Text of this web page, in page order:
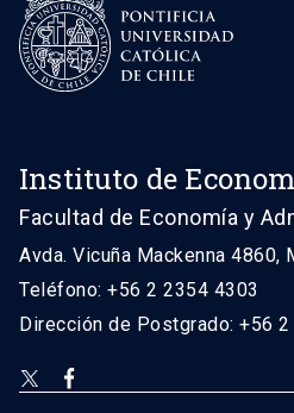
Instituto de
Facultad de Economía y
Avda. Vicuña Mackenna 4860,
Teléfono: +56 2 2354 4303
Dirección de Postgrado: +56